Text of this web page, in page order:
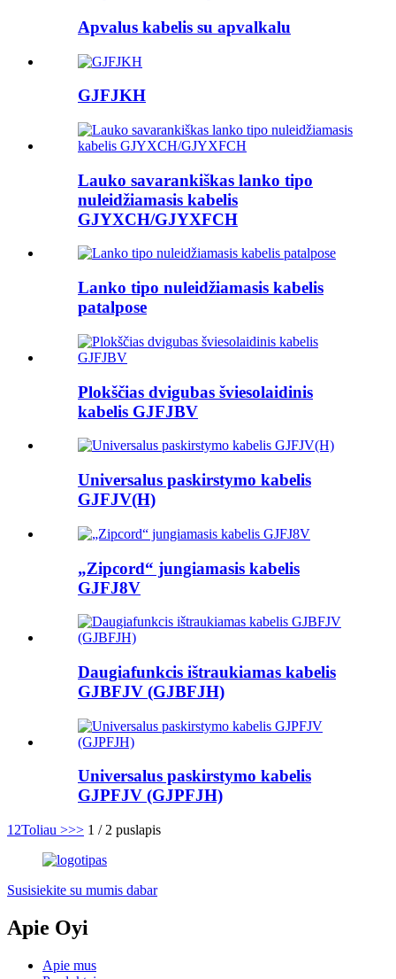
Apvalus kabelis su apvalkalu
GJFJKH
Lauko savarankiškas lanko tipo
nuleidžiamasis kabelis
GJYXCH/GJYXFCH
Lanko tipo nuleidžiamasis kabelis
patalpose
Plokščias dvigubas šviesolaidinis
kabelis GJFJBV
Universalus paskirstymo kabelis
GJFJV(H)
„Zipcord“ jungiamasis kabelis
GJFJ8V
Daugiafunkcis ištraukiamas kabelis
GJBFJV (GJBFJH)
Universalus paskirstymo kabelis
GJPFJV (GJPFJH)
1 2Toliau >>> 1 / 2 puslapis
Susisiekite su mumis dabar
Apie Oyi
Apie mus